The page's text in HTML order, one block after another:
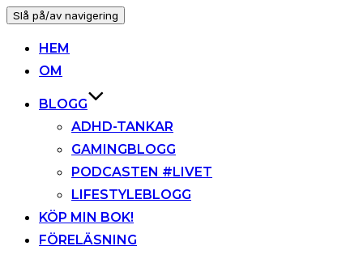
Slå på/av navigering
HEM
OM
BLOGG
ADHD-TANKAR
GAMINGBLOGG
PODCASTEN #LIVET
LIFESTYLEBLOGG
KÖP MIN BOK!
FÖRELÄSNING